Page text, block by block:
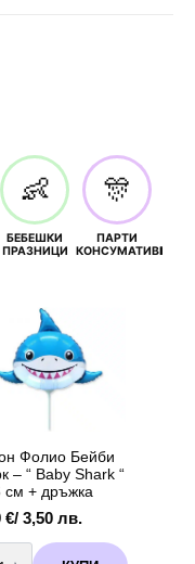
👶
БЕБЕШКИ
ПРАЗНИЦИ
🎊
ПАРТИ
КОНСУМАТИВИ
Фолио Бейби
– “ Baby Shark “
см + дръжка
€/ 3,50 лв.